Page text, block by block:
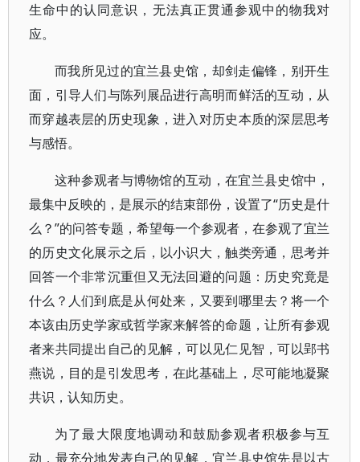
生命中的认同意识，无法真正贯通参观中的物我对
应。
而我所见过的宜兰县史馆，却剑走偏锋，别开生
面，引导人们与陈列展品进行高明而鲜活的互动，从
而穿越表层的历史现象，进入对历史本质的深层思考
与感悟。
这种参观者与博物馆的互动，在宜兰县史馆中，
最集中反映的，是展示的结束部份，设置了“历史是什
么？”的问答专题，希望每一个参观者，在参观了宜兰
的历史文化展示之后，以小识大，触类旁通，思考并
回答一个非常沉重但又无法回避的问题：历史究竟是
什么？人们到底是从何处来，又要到哪里去？将一个
本该由历史学家或哲学家来解答的命题，让所有参观
者来共同提出自己的见解，可以见仁见智，可以郢书
燕说，目的是引发思考，在此基础上，尽可能地凝聚
共识，认知历史。
为了最大限度地调动和鼓励参观者积极参与互
动，最充分地发表自己的见解，宜兰县史馆先是以古